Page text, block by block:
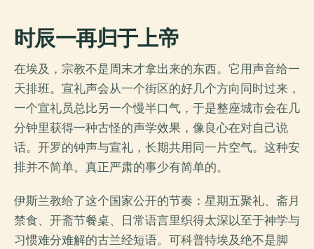
时辰一再归于上帝
在埃及，宗教不是周末才拿出来的东西。它用声音给一
天排班。宣礼声会从一个街区的好几个方向同时过来，
一个宣礼员总比另一个慢半口气，于是整座城市会在几
分钟里获得一种古怪的声学效果，像良心在对自己说
话。开罗的钟声与宣礼，长期共用同一片空气。这种安
排并不简单。真正严肃的事少有简单的。
伊斯兰教给了这个国家公开的节奏：星期五聚礼、斋月
禁食、开斋节餐桌、日常语言里织得太深以至于神学与
习惯难分难解的古兰经短语。可科普特埃及绝不是脚